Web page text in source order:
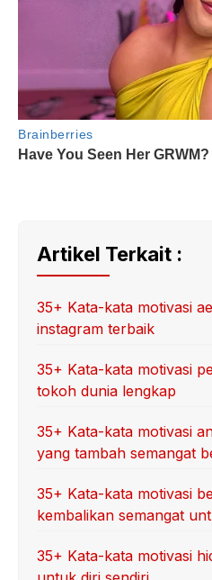
Artikel Terkait :
35+ Kata-kata motivasi
instagram terbaik
35+ Kata-kata motivasi
tokoh dunia lengkap
35+ Kata-kata motivasi
yang tambah semangat
35+ Kata-kata motivasi
kembalikan semangat
35+ Kata-kata motivasi